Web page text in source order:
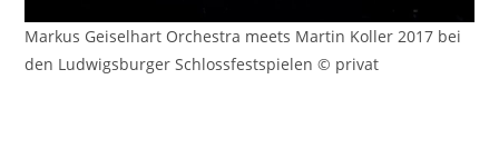
Markus Geiselhart Orchestra meets Martin Koller 2017 bei
den Ludwigsburger Schlossfestspielen © privat